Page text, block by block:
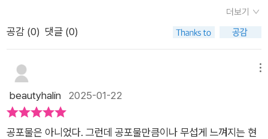
실적으로 와닿았던 것은 모두가 (주인공인 나비를 포함해) 마치
인간쓰레기처럼 느껴졌던 것 때문인데 저마다의 사연이 있듯 누
되나 싶을 정도로 이해되지 않는다. 실제로 후기까지 읽고 나면
어느하나 정상인이 없는 피카레스크 장르처럼 느껴지기도 하는
데...또 이 모든 등장인물들이 자신의 내면이나 혹은 숨기고 있는
비밀과 드러나지 않은 과거의 잘못을 제외한다면 우리 주변의 보
통사람들과 다를바 없다는 점이 가장 와닿았다.누구나 피해자이
15 정신차려 최나비 너 37살이야. 곧 폐경이야.왜 이렇게 철이 없
어그런데 나비야 싸울 때 네 잘못도 있을거 아냐.⠀나비에게는 사
실 과거 대학시절 트라우마가 있다.트라우마와 동시에 집안에서
자라온 환경과 함께 복합적으로 어우러져 그 모든 것이 점점 나비
주고, 공감해 준 것은 남자친구도, 친한 친구들도, 가족들도 아니
더보기
공감 (0) 댓글 (0)
beautyhalin 2025-01-22
공포물은 아니었다. 그런데 공포물만큼이나 무섭게 느껴지는 현